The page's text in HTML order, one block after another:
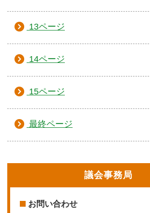
13ページ
14ページ
15ページ
最終ページ
議会事務局
お問い合わせ